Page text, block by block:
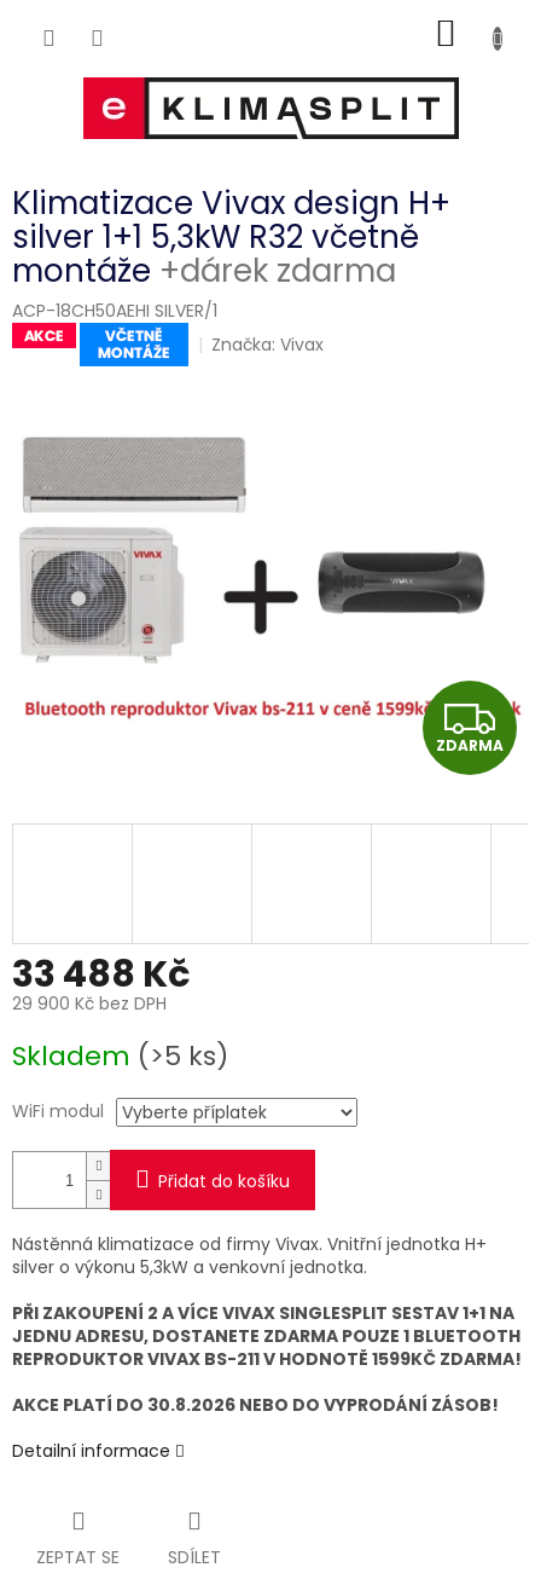
KOŠÍK
Klimatizace Vivax design H+
silver 1+1 5,3kW R32 včetně
montáže +dárek zdarma
ACP-18CH50AEHI SILVER/1
Značka:Vivax
Z
D
A
ZDARMA
33 488 Kč
29 900 Kč bez DPH
cena:
Skladem (>5 ks)
WiFi modul
Přidat do košíku
Nástěnná klimatizace od firmy Vivax. Vnitřní jednotka H+
silver o výkonu 5,3kW a venkovní jednotka.
PŘI ZAKOUPENÍ 2 A VÍCE VIVAX SINGLESPLIT SESTAV 1+1 NA
JEDNU ADRESU, DOSTANETE ZDARMA POUZE 1 BLUETOOTH
REPRODUKTOR VIVAX BS-211 V HODNOTĚ 1599KČ ZDARMA!
AKCE PLATÍ DO 30.8.2026 NEBO DO VYPRODÁNÍ ZÁSOB!
Detailní informace
ZEPTAT SE SDÍLET